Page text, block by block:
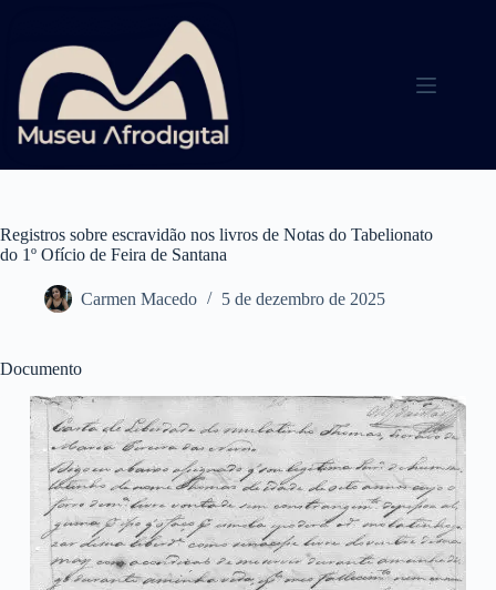
conteúdo
Registros sobre escravidão nos livros de Notas do Tabelionato
do 1º Ofício de Feira de Santana
Carmen Macedo 5 de dezembro de 2025
Documento